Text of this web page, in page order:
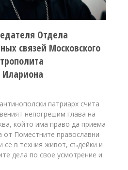
Отдела
связей Московского
Илариона
патриарх счита
непогрешим глава на
който има право да приема
от Поместните православни
се в техния живот, съдейки и
дела по свое усмотрение и